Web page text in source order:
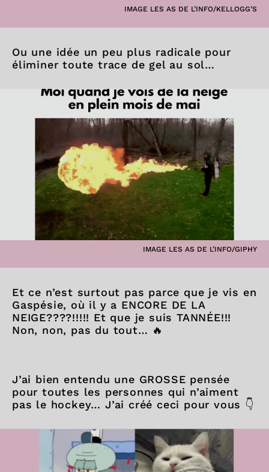
IMAGE LES AS DE L’INFO/KELLOGG’S
Ou une idée un peu plus radicale pour
éliminer toute trace de gel au sol…
IMAGE LES AS DE L’INFO/GIPHY
Et ce n’est surtout pas parce que je vis en
Gaspésie, où il y a ENCORE DE LA
NEIGE????!!!!! Et que je suis TANNÉE!!!
Non, non, pas du tout… 🔥
J’ai bien entendu une GROSSE pensée
pour toutes les personnes qui n’aiment
pas le hockey… J’ai créé ceci pour vous 👇